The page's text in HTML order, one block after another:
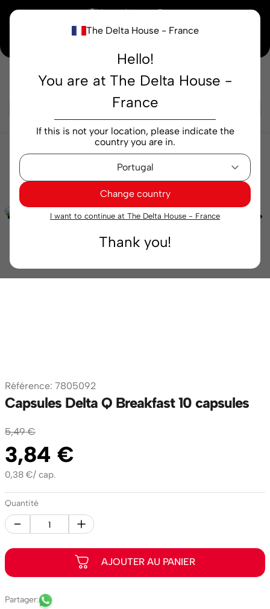
The Delta House - France
Hello!
You are at The Delta House -
France
If this is not your location, please indicate the
country you are in.
Change country
I want to continue at The Delta House - France
Thank you!
× Vous achetez en France
Notre nouvelle maison peaufine encore ses derniers détails. Merci de votre
Cafés Gélules Sélection
Capsules Delta Q
Référence: 7805092
Capsules Delta Q Breakfast 10 capsules
5,49 €
3,84 €
0,38 €/ cap.
Quantité